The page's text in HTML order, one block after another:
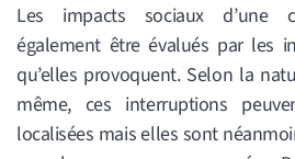
Les impacts sociaux d’une
également être évalués par les
qu’elles provoquent. Selon la
même, ces interruptions
localisées mais elles sont